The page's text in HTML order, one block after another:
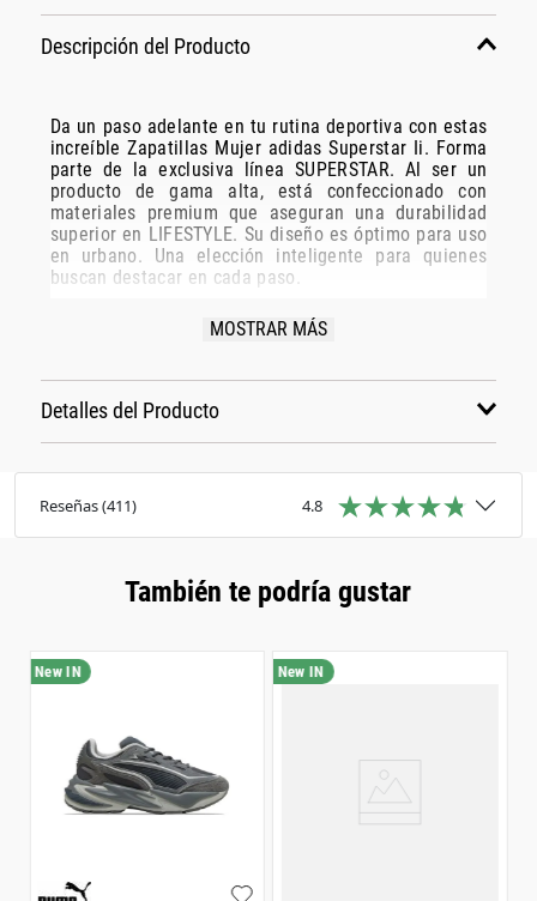
Descripción del Producto
Da un paso adelante en tu rutina deportiva con estas
increíble Zapatillas Mujer adidas Superstar Ii. Forma
parte de la exclusiva línea SUPERSTAR. Al ser un
producto de gama alta, está confeccionado con
materiales premium que aseguran una durabilidad
superior en LIFESTYLE. Su diseño es óptimo para uso
en urbano. Una elección inteligente para quienes
buscan destacar en cada paso.
Especificaciones Técnicas:
Disciplina: LIFESTYLE
Cierre: Cordones
Ajuste: Corte clásico
MOSTRAR MÁS
Detalles del Producto
Reseñas(411) 4.8
También te podría gustar